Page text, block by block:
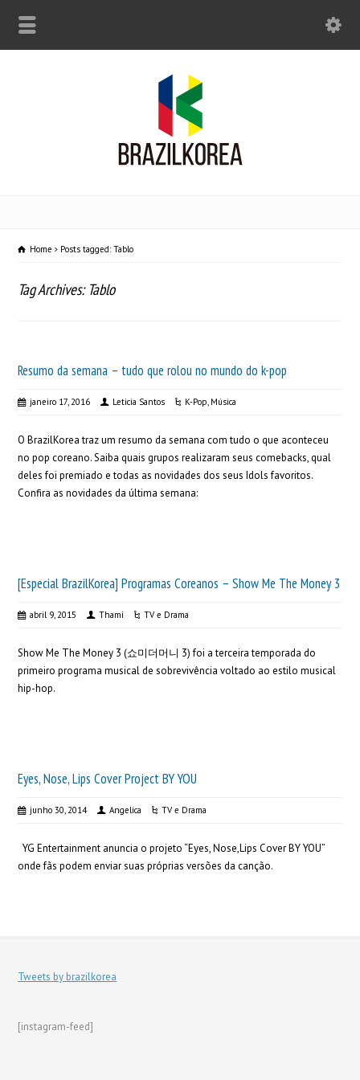
Home Posts tagged: Tablo
Tag Archives: Tablo
Resumo da semana – tudo que rolou no mundo do k-pop
janeiro 17, 2016 Leticia Santos K-Pop, Música
O BrazilKorea traz um resumo da semana com tudo o que aconteceu
no pop coreano. Saiba quais grupos realizaram seus comebacks, qual
deles foi premiado e todas as novidades dos seus Idols favoritos.
Confira as novidades da última semana:
[Especial BrazilKorea] Programas Coreanos – Show Me The Money 3
abril 9, 2015 Thami TV e Drama
Show Me The Money 3 (쇼미더머니 3) foi a terceira temporada do
primeiro programa musical de sobrevivência voltado ao estilo musical
hip-hop.
Eyes, Nose, Lips Cover Project BY YOU
junho 30, 2014 Angelica TV e Drama
YG Entertainment anuncia o projeto “Eyes, Nose,Lips Cover BY YOU”
onde fãs podem enviar suas próprias versões da canção.
Tweets by brazilkorea
[instagram-feed]